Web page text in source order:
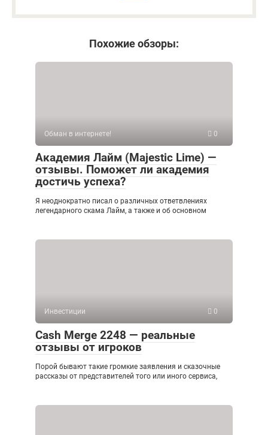
Похожие обзоры:
Обман в интернете! 0
Академия Лайм (Majestic Lime) —
отзывы. Поможет ли академия
достичь успеха?
Я неоднократно писал о различных ответвлениях
легендарного скама Лайм, а также и об основном
Инвестиции 0
Cash Merge 2248 — реальные
отзывы от игроков
Порой бывают такие громкие заявления и сказочные
рассказы от представителей того или иного сервиса,